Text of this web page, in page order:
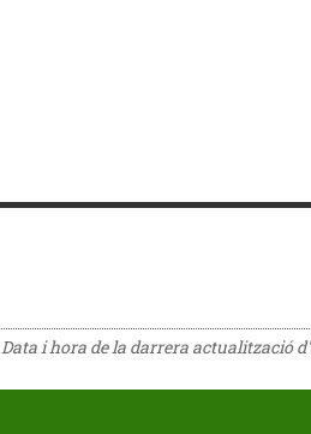
Data i hora de la darrera actualització